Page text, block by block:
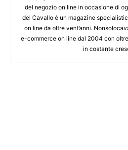
del negozio on line in occasione di
del Cavallo è un magazine
on line da oltre vent’anni.
e-commerce on line dal 2004 con
in costante